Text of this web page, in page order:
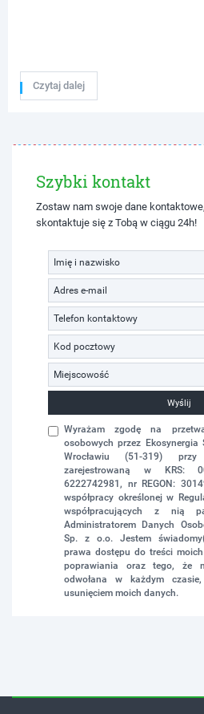
Czytaj dalej
Szybki kontakt
Zostaw nam swoje dane
skontaktuje się z Tobą w ciągu 24h!
Wyślij
Wyrażam zgodę na
osobowych przez
Wrocławiu (51-319)
zarejestrowaną w KRS:
6222742981, nr REGON:
współpracy określonej w
współpracujących z nią
Administratorem Danych
Sp. z o.o. Jestem
prawa dostępu do treści
poprawiania oraz tego, że
odwołana w każdym
usunięciem moich danych.